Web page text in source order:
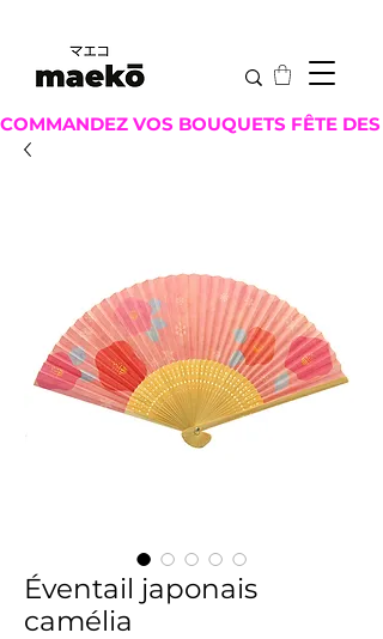
COMMANDEZ VOS BOUQUETS FÊTE DES
Éventail japonais
camélia